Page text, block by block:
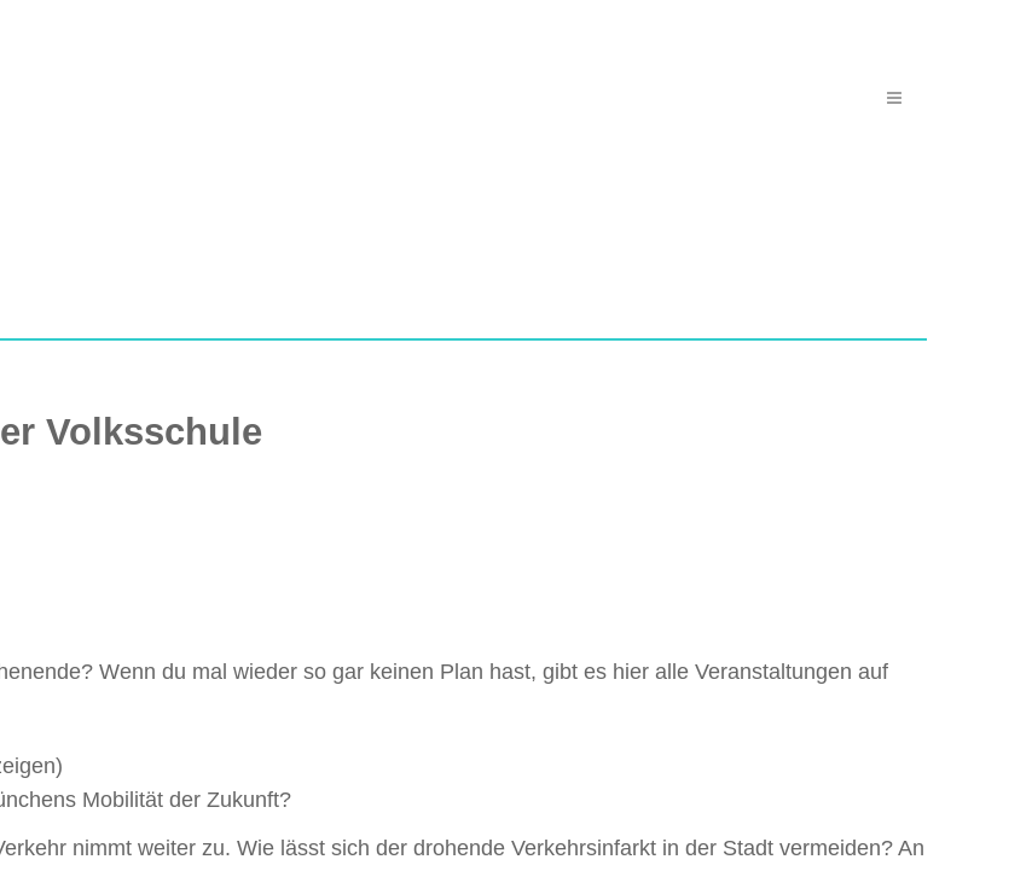
Volksschule
Wenn du mal wieder so gar keinen Plan hast, gibt es hier alle Veranstaltungen auf
)
Mobilität der Zukunft?
nimmt weiter zu. Wie lässt sich der drohende Verkehrsinfarkt in der Stadt vermeiden? An